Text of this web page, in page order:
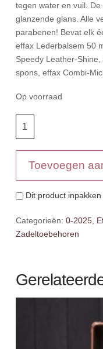
tegen water en vuil.
glanzende glans. Alle
parabenen! Bevat elk
effax Lederbalsem 50
Speedy Leather-
spons, effax Combi-
Op voorraad
CaseToevoegen
Dit product
Categorieën: 0-2025,
Zadeltoebehoren